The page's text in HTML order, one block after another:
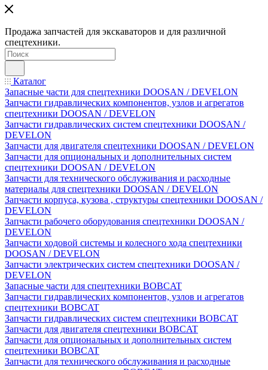
Продажа запчастей для экскаваторов и для различной
спецтехники.
Каталог
Запасные части для спецтехники DOOSAN / DEVELON
Запчасти гидравлических компонентов, узлов и агрегатов
спецтехники DOOSAN / DEVELON
Запчасти гидравлических систем спецтехники DOOSAN /
DEVELON
Запчасти для двигателя спецтехники DOOSAN / DEVELON
Запчасти для опциональных и дополнительных систем
спецтехники DOOSAN / DEVELON
Запчасти для технического обслуживания и расходные
материалы для спецтехники DOOSAN / DEVELON
Запчасти корпуса, кузова , структуры спецтехники DOOSAN /
DEVELON
Запчасти рабочего оборудования спецтехники DOOSAN /
DEVELON
Запчасти ходовой системы и колесного хода спецтехники
DOOSAN / DEVELON
Запчасти электрических систем спецтехники DOOSAN /
DEVELON
Запасные части для спецтехники BOBCAT
Запчасти гидравлических компонентов, узлов и агрегатов
спецтехники BOBCAT
Запчасти гидравлических систем спецтехники BOBCAT
Запчасти для двигателя спецтехники BOBCAT
Запчасти для опциональных и дополнительных систем
спецтехники BOBCAT
Запчасти для технического обслуживания и расходные